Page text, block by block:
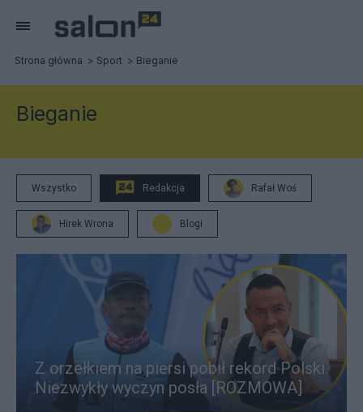
Strona główna Sport Bieganie
Bieganie
Wszystko Redakcja Rafał Woś
Hirek Wrona Blogi
Z orzełkiem na piersi pobił rekord Polski.
Niezwykły wyczyn posła [ROZMOWA]